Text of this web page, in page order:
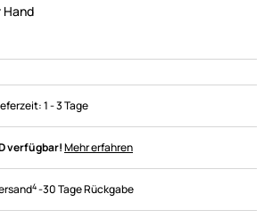
Hand
1 - 3 Tage
verfügbar!Mehr erfahren
4-30 Tage Rückgabe